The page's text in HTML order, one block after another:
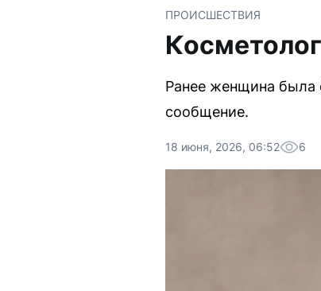
ПРОИСШЕСТВИЯ
Ранее женщина была
сообщение.
18 июня, 2026, 06:52 6